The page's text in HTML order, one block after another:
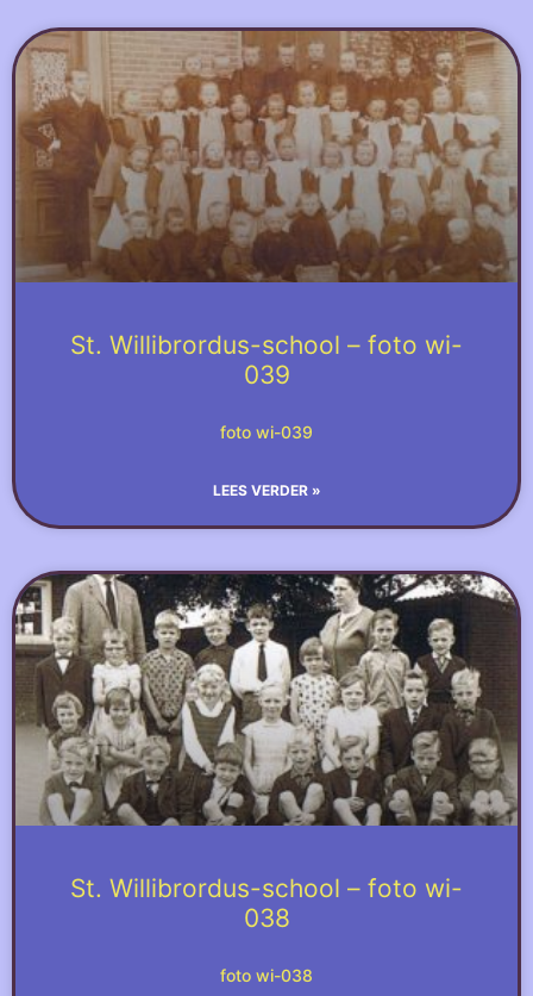
St. Willibrordus-school – foto wi-
039
foto wi-039
LEES VERDER »
St. Willibrordus-school – foto wi-
038
foto wi-038